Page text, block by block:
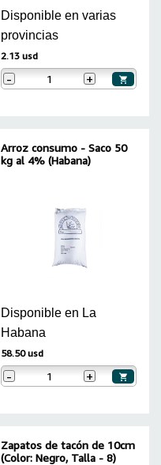
Disponible en varias
provincias
2.13 usd
- +
Arroz consumo - Saco 50
kg al 4% (Habana)
Disponible en La
Habana
58.50 usd
- +
Zapatos de tacón de 10cm
(Color: Negro, Talla - 8)